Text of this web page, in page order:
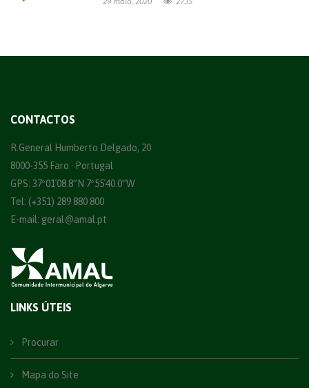
CONTACTOS
R.General Humberto Delgado, 20
8000-355 Faro · Portugal
GPS: 37º01´08.8”N 7º55´40.0”W
Tel: (+351) 289 880 800
E-mail: geral@amal.pt
LINKS ÚTEIS
Procurar
Mapa do Site